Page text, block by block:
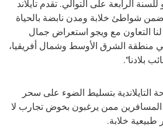
الرابعة على التوالي. تقدم تايلاند
شواطئ خلابة ومدن نابضة بالحياة
التعاون مع ويجو استعراض جمال
في منطقة الشرق الأوسط وشمال أفريقيا،
بلادنا".
التايلاندية بتسليط الضوء على سحر
المسافرين ممن يرغبون بخوض تجارب لا
خلابة.